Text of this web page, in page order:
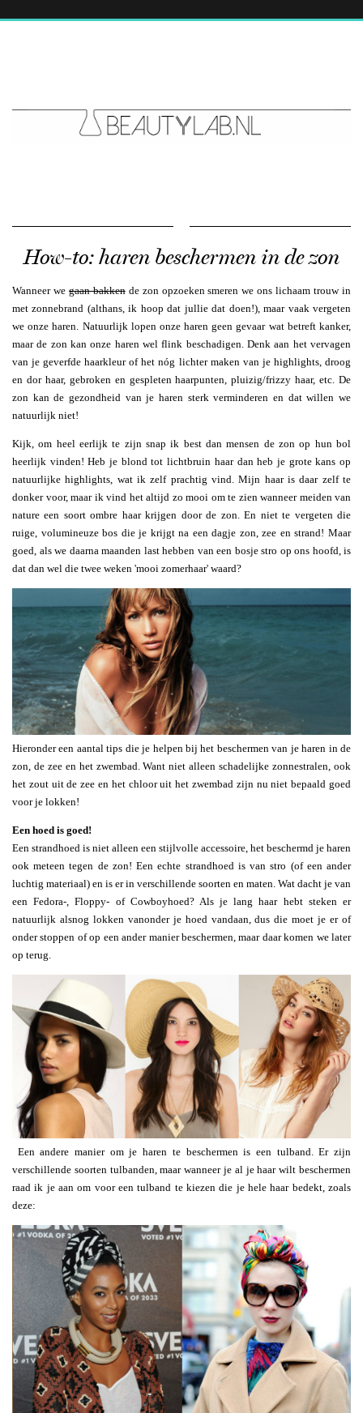
How-to: haren beschermen in de zon
Wanneer wegaan bakkende zon opzoeken smeren we ons lichaam trouw in
met zonnebrand (althans, ik hoop dat jullie dat doen!), maar vaak vergeten
we onze haren. Natuurlijk lopen onze haren geen gevaar wat betreft kanker,
maar de zon kan onze haren wel flink beschadigen. Denk aan het vervagen
van je geverfde haarkleur of het nóg lichter maken van je highlights, droog
en dor haar, gebroken en gespleten haarpunten, pluizig/frizzy haar, etc. De
zon kan de gezondheid van je haren sterk verminderen en dat willen we
natuurlijk niet!
Kijk, om heel eerlijk te zijn snap ik best dan mensen de zon op hun bol
heerlijk vinden! Heb je blond tot lichtbruin haar dan heb je grote kans op
natuurlijke highlights, wat ik zelf prachtig vind. Mijn haar is daar zelf te
donker voor, maar ik vind het altijd zo mooi om te zien wanneer meiden van
nature een soort ombre haar krijgen door de zon. En niet te vergeten die
ruige, volumineuze bos die je krijgt na een dagje zon, zee en strand! Maar
goed, als we daarna maanden last hebben van een bosje stro op ons hoofd, is
dat dan wel die twee weken 'mooi zomerhaar' waard?
Hieronder een aantal tips die je helpen bij het beschermen van je haren in de
zon, de zee en het zwembad. Want niet alleen schadelijke zonnestralen, ook
het zout uit de zee en het chloor uit het zwembad zijn nu niet bepaald goed
voor je lokken!
Een hoed is goed!
Een strandhoed is niet alleen een stijlvolle accessoire, het beschermd je haren
ook meteen tegen de zon! Een echte strandhoed is van stro (of een ander
luchtig materiaal) en is er in verschillende soorten en maten. Wat dacht je van
een Fedora-, Floppy- of Cowboyhoed? Als je lang haar hebt steken er
natuurlijk alsnog lokken vanonder je hoed vandaan, dus die moet je er of
onder stoppen of op een ander manier beschermen, maar daar komen we later
op terug.
Een andere manier om je haren te beschermen is een tulband. Er zijn
verschillende soorten tulbanden, maar wanneer je al je haar wilt beschermen
raad ik je aan om voor een tulband te kiezen die je hele haar bedekt, zoals
deze: